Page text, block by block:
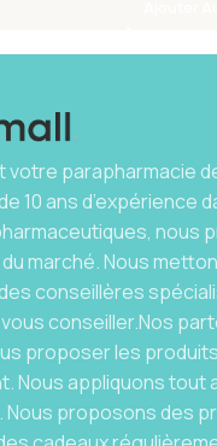
votre parapharmacie
10 ans d’expérience
nous
marché. Nous
conseillères
conseiller.Nos
proposer les
Nous appliquons tout
Nous proposons des